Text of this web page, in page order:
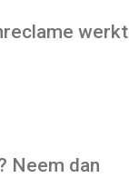
werkt
Neem dan